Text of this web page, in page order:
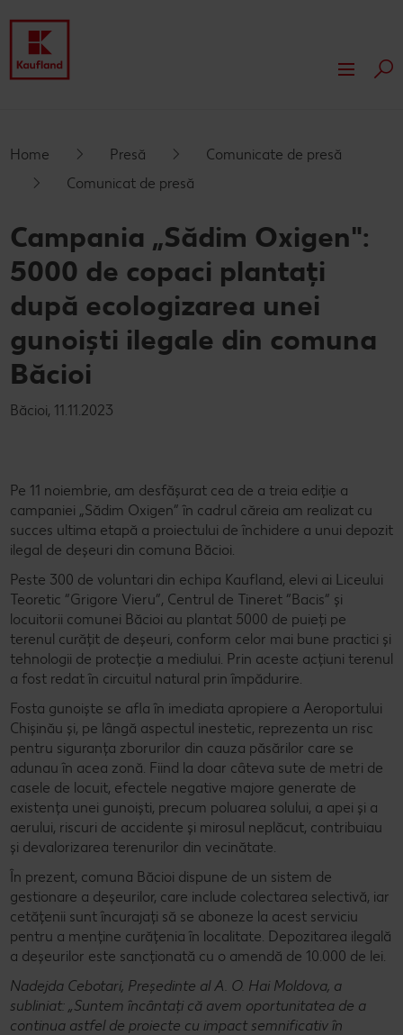
Valori
Istoric
Rapoarte financiare
Branduri proprii Kaufland
Responsabilitate
Presă
Dezvoltare
Servicii
Card cadou
Publicitate
Home Presă
Comunicate de presă
Comunicat de presă
Campania „Sădim Oxigen":
5000 de copaci plantați
după ecologizarea unei
gunoiști ilegale din comuna
Băcioi
Băcioi, 11.11.2023
Pe 11 noiembrie, am desfășurat cea de a treia ediție a
campaniei „Sădim Oxigen” în cadrul căreia am realizat cu
succes ultima etapă a proiectului de închidere a unui depozit
ilegal de deșeuri din comuna Băcioi.
Peste 300 de voluntari din echipa Kaufland, elevi ai Liceului
Teoretic “Grigore Vieru”, Centrul de Tineret “Bacis“ și
locuitorii comunei Băcioi au plantat 5000 de puieți pe
terenul curățit de deșeuri, conform celor mai bune practici și
tehnologii de protecție a mediului. Prin aceste acțiuni terenul
a fost redat în circuitul natural prin împădurire.
Fosta gunoiște se afla în imediata apropiere a Aeroportului
Chișinău și, pe lângă aspectul inestetic, reprezenta un risc
pentru siguranța zborurilor din cauza păsărilor care se
adunau în acea zonă. Fiind la doar câteva sute de metri de
casele de locuit, efectele negative majore generate de
existența unei gunoiști, precum poluarea solului, a apei și a
aerului, riscuri de accidente și mirosul neplăcut, contribuiau
și devalorizarea terenurilor din vecinătate.
În prezent, comuna Băcioi dispune de un sistem de
gestionare a deșeurilor, care include colectarea selectivă, iar
cetățenii sunt încurajați să se aboneze la acest serviciu
pentru a menține curățenia în localitate. Depozitarea ilegală
a deșeurilor este sancționată cu o amendă de 10.000 de lei.
Nadejda Cebotari, Președinte al A. O. Hai Moldova, a
subliniat: „Suntem încântați că avem oportunitatea de a
continua astfel de proiecte cu impact semnificativ în